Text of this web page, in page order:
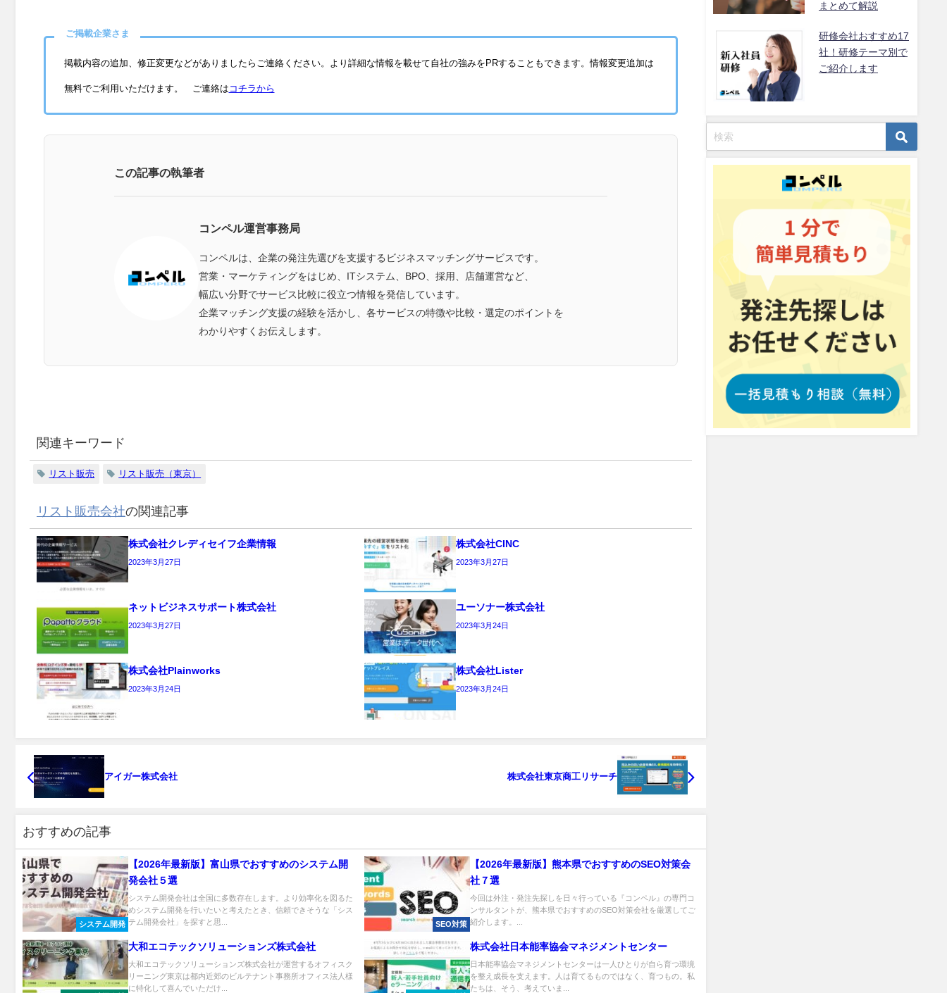
ご掲載企業さま
掲載内容の追加、修正変更などがありましたらご連絡ください。より詳細な情報を載せて自社の強みをPRすることもできます。情報変更追加は
無料でご利用いただけます。 ご連絡は コチラから
この記事の執筆者
コンペル運営事務局
コンペルは、企業の発注先選びを支援するビジネスマッチングサービスです。
営業・マーケティングをはじめ、ITシステム、BPO、採用、店舗運営など、
幅広い分野でサービス比較に役立つ情報を発信しています。
企業マッチング支援の経験を活かし、各サービスの特徴や比較・選定のポイントを
わかりやすくお伝えします。
関連キーワード
リスト販売 リスト販売（東京）
リスト販売会社の関連記事
株式会社クレディセイフ企業情報
2023年3月27日
株式会社CINC
2023年3月27日
ネットビジネスサポート株式会社
2023年3月27日
ユーソナー株式会社
2023年3月24日
株式会社Plainworks
2023年3月24日
株式会社Lister
2023年3月24日
アイガー株式会社 株式会社東京商工リサーチ
おすすめの記事
システム開発
【2026年最新版】富山県でおすすめのシステム開
発会社５選
システム開発会社は全国に多数存在します。より効率化を図るた
めシステム開発を行いたいと考えたとき、信頼できそうな「シス
テム開発会社」を探すと思...
SEO対策
【2026年最新版】熊本県でおすすめのSEO対策会
社７選
今回は外注・発注先探しを日々行っている『コンペル』の専門コ
ンサルタントが、熊本県でおすすめのSEO対策会社を厳選してご
紹介します。...
大和エコテックソリューションズ株式会社
大和エコテックソリューションズ株式会社が運営するオフィスク
リーニング東京は都内近郊のビルテナント事務所オフィス法人様
に特化して喜んでいただけ...
株式会社日本能率協会マネジメントセンター
日本能率協会マネジメントセンターは一人ひとりが自ら育つ環境
を整え成長を支えます。人は育てるものではなく、育つもの。私
たちは、そう、考えていま...
まとめて解説
研修会社おすすめ17
社！研修テーマ別で
ご紹介します